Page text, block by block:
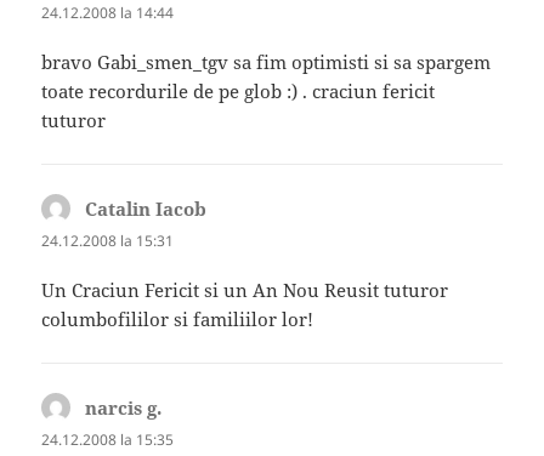
24.12.2008 la 14:44
bravo Gabi_smen_tgv sa fim optimisti si sa spargem
toate recordurile de pe glob :) . craciun fericit
tuturor
Catalin Iacob
24.12.2008 la 15:31
Un Craciun Fericit si un An Nou Reusit tuturor
columbofililor si familiilor lor!
narcis g.
24.12.2008 la 15:35